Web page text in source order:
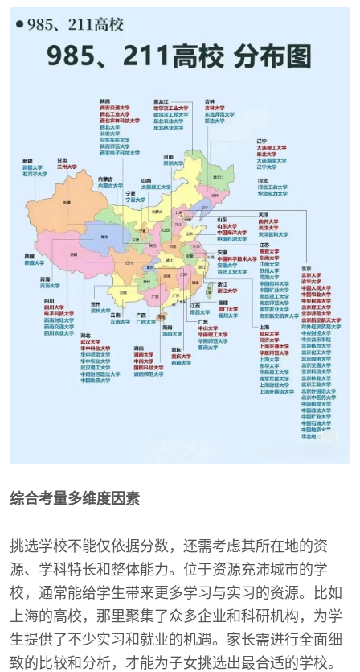
综合考量多维度因素
挑选学校不能仅依据分数，还需考虑其所在地的资
源、学科特长和整体能力。位于资源充沛城市的学
校，通常能给学生带来更多学习与实习的资源。比如
上海的高校，那里聚集了众多企业和科研机构，为学
生提供了不少实习和就业的机遇。家长需进行全面细
致的比较和分析，才能为子女挑选出最合适的学校。